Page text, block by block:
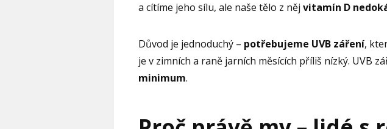
a cítíme jeho sílu, ale naše tělo z něj vitamín D
Důvod je jednoduchý – potřebujeme UVB záření,
je v zimních a raně jarních měsících příliš nízký. UVB
minimum.